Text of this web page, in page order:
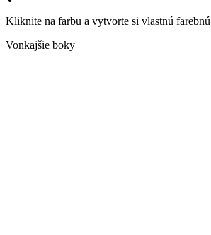
Kliknite na farbu a vytvorte si vlastnú
Vonkajšie boky